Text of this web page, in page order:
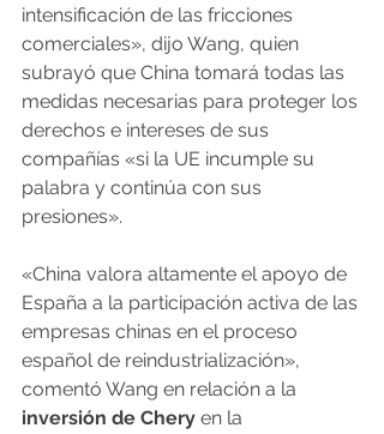
intensificación de las fricciones
comerciales», dijo Wang, quien
subrayó que China tomará todas las
medidas necesarias para proteger los
derechos e intereses de sus
compañías «si la UE incumple su
palabra y continúa con sus
presiones».
«China valora altamente el apoyo de
España a la participación activa de las
empresas chinas en el proceso
español de reindustrialización»,
comentó Wang en relación a la
inversión de Chery en la